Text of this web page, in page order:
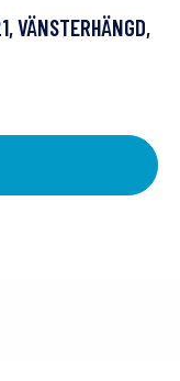
VÄNSTERHÄNGD,